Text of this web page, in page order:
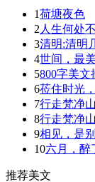
1荷塘夜色
2 人生何处
3清明:清明
4世间，最
5800字美文
6莅住时光
7行走梵净
8行走梵净
9相见，是
10六月，醉
推荐美文